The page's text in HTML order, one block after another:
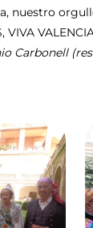
nuestro
Carbonell